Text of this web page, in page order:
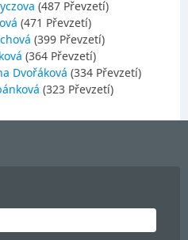
(487 Převzetí)
(471 Převzetí)
(399 Převzetí)
(364 Převzetí)
Dvořáková (334 Převzetí)
(323 Převzetí)